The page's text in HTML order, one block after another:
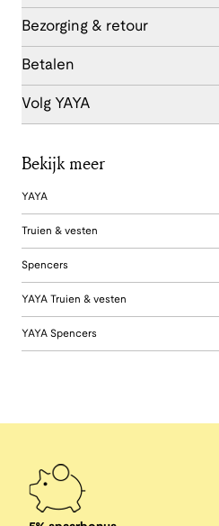
Bezorging & retour
Betalen
Volg YAYA
Bekijk meer
YAYA
Truien & vesten
Spencers
YAYA Truien & vesten
YAYA Spencers